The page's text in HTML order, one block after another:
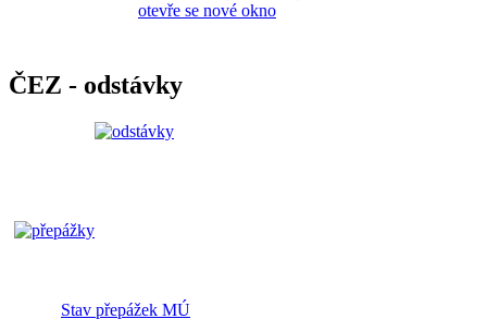
ČEZ - odstávky
Stav přepážek MÚ